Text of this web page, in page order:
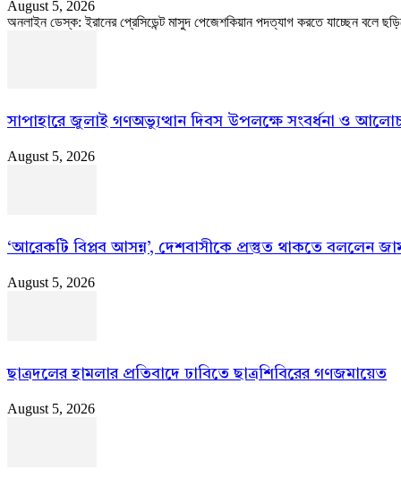
August 5, 2026
অনলাইন ডেস্ক: ইরানের প্রেসিডেন্ট মাসুদ পেজেশকিয়ান পদত্যাগ করতে যাচ্ছেন বলে
সাপাহারে জুলাই গণঅভ্যুত্থান দিবস উপলক্ষে সংবর্ধনা ও
August 5, 2026
‘আরেকটি বিপ্লব আসন্ন’, দেশবাসীকে প্রস্তুত থাকতে বললেন
August 5, 2026
ছাত্রদলের হামলার প্রতিবাদে ঢাবিতে ছাত্রশিবিরের গণজমায়েত
August 5, 2026